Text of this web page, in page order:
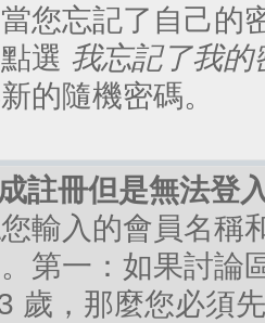
您忘記了自己的
選 我忘記了我的
的隨機密碼。
註冊但是無法登
輸入的會員名稱
第一：如果討論
歲，那麼您必須